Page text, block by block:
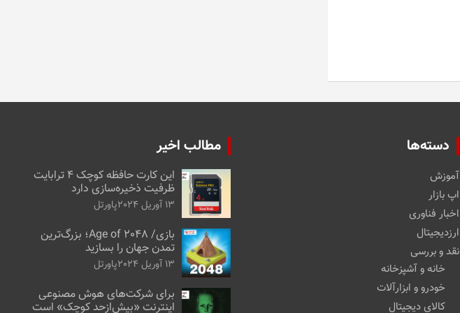
دسته‌ها
آموزش
اپ بازار
اخبار فناوری
ارزدیجیتال
نقد و بررسی
خانه و آشپزخانه
خودرو و ابزارآلات
کالای دیجیتال
مطالب اخیر
این کارت حافظه کوچک ۴ ترابایت
ظرفیت ذخیره‌سازی دارد
13 آوریل 2024 پاورتل
بازی/ Age of 2048؛ بزرگ‌ترین
تمدن جهان را بسازید
13 آوریل 2024 پاورتل
برای شرکت‌های هوش مصنوعی
اینترنت «بیش‌از‌حد کوچک» است